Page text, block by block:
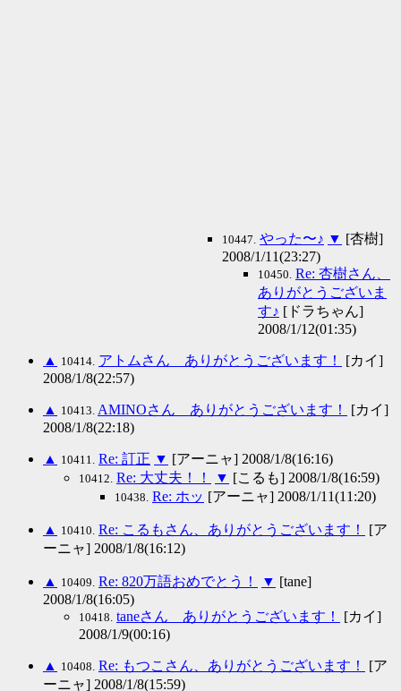
10447. やった〜♪ ▼ [杏樹]
2008/1/11(23:27)
10450. Re: 杏樹さん、
ありがとうございま
す♪ [ドラちゃん]
2008/1/12(01:35)
▲ 10414. アトムさん ありがとうございます！
[カイ]
2008/1/8(22:57)
▲ 10413. AMINOさん ありがとうございます！
[カイ]
2008/1/8(22:18)
▲ 10411. Re: 訂正 ▼ [アーニャ] 2008/1/8(16:16)
10412. Re: 大丈夫！！ ▼ [こるも] 2008/1/8(16:59)
10438. Re: ホッ [アーニャ] 2008/1/11(11:20)
▲ 10410. Re: こるもさん、ありがとうございます！
[ア
ーニャ] 2008/1/8(16:12)
▲ 10409. Re: 820万語おめでとう！ ▼ [tane]
2008/1/8(16:05)
10418. taneさん ありがとうございます！
[カイ]
2008/1/9(00:16)
▲ 10408. Re: もつこさん、ありがとうございます！
[ア
ーニャ] 2008/1/8(15:59)